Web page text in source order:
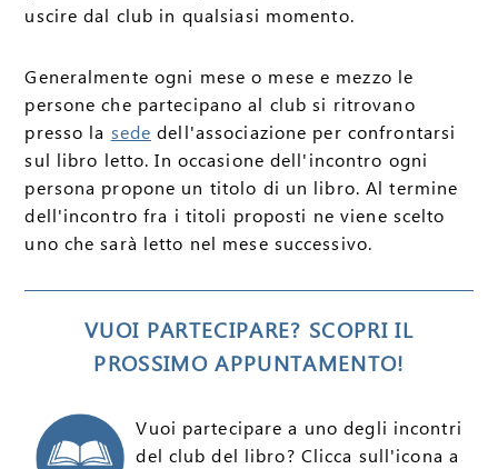
uscire dal club in qualsiasi momento.
Generalmente ogni mese o mese e mezzo le
persone che partecipano al club si ritrovano
presso la sede dell'associazione per confrontarsi
sul libro letto. In occasione dell'incontro ogni
persona propone un titolo di un libro. Al termine
dell'incontro fra i titoli proposti ne viene scelto
uno che sarà letto nel mese successivo.
VUOI PARTECIPARE? SCOPRI IL
PROSSIMO APPUNTAMENTO!
Vuoi partecipare a uno degli incontri
del club del libro? Clicca sull'icona a